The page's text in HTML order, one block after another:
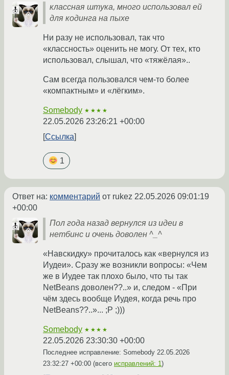
классная штука, много использовал ей
для кодинга на пыхе
Ни разу не использовал, так что
«классность» оценить не могу. От тех, кто
использовал, слышал, что «тяжёлая»..
Сам всегда пользовался чем-то более
«компактным» и «лёгким».
Somebody ★★★★
22.05.2026 23:26:21 +00:00
Ссылка
1
Ответ на: комментарий от rukez 22.05.2026 09:01:19
+00:00
Пол года назад вернулся из идеи в
нетбинс и очень доволен ^_^
«Навскидку» прочиталось как «вернулся из
Иудеи». Сразу же возникли вопросы: «Чем
же в Иудее так плохо было, что ты так
NetBeans доволен??..» и, следом - «При
чём здесь вообще Иудея, когда речь про
NetBeans??..»... ;P ;)))
Somebody ★★★★
22.05.2026 23:30:30 +00:00
Последнее исправление: Somebody 22.05.2026
23:32:27 +00:00 (всего исправлений: 1)